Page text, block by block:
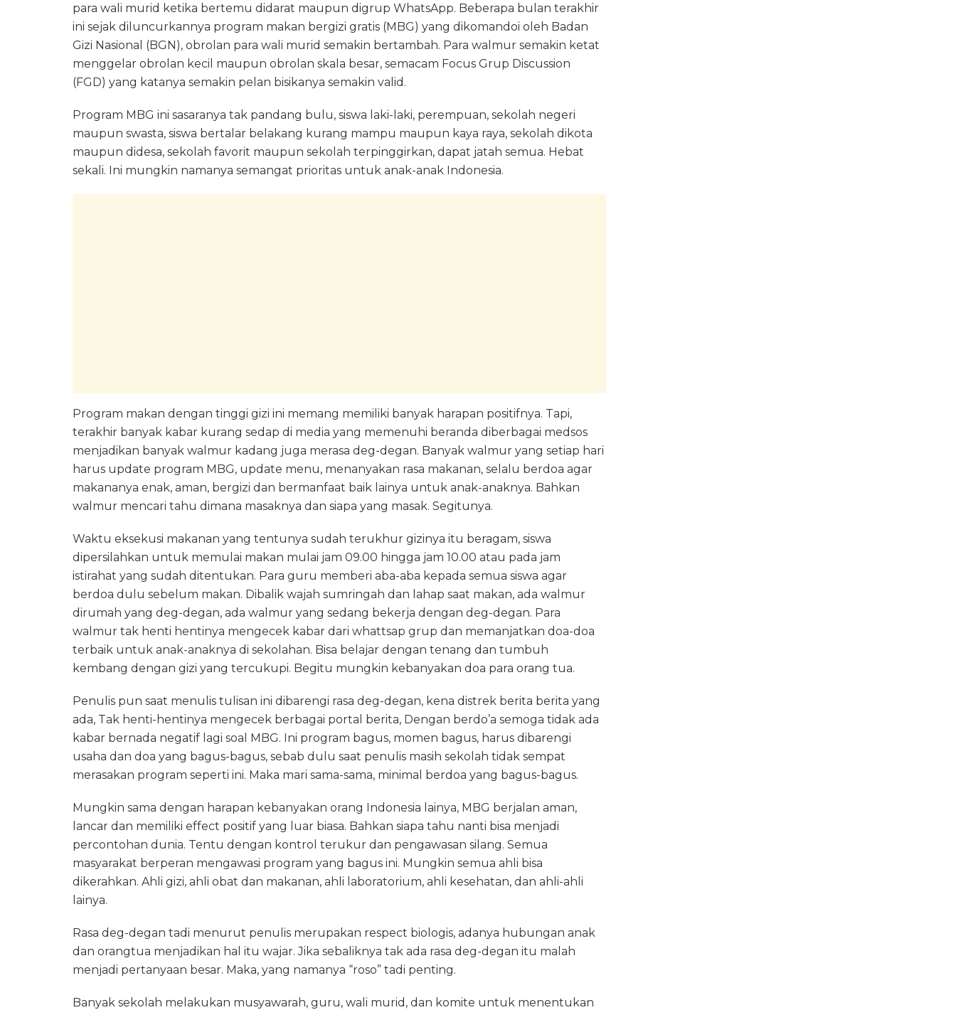
para wali murid ketika bertemu didarat maupun digrup WhatsApp. Beberapa bulan terakhir
ini sejak diluncurkannya program makan bergizi gratis (MBG) yang dikomandoi oleh Badan
Gizi Nasional (BGN), obrolan para wali murid semakin bertambah. Para walmur semakin ketat
menggelar obrolan kecil maupun obrolan skala besar, semacam Focus Grup Discussion
(FGD) yang katanya semakin pelan bisikanya semakin valid.
Program MBG ini sasaranya tak pandang bulu, siswa laki-laki, perempuan, sekolah negeri
maupun swasta, siswa bertalar belakang kurang mampu maupun kaya raya, sekolah dikota
maupun didesa, sekolah favorit maupun sekolah terpinggirkan, dapat jatah semua. Hebat
sekali. Ini mungkin namanya semangat prioritas untuk anak-anak Indonesia.
Program makan dengan tinggi gizi ini memang memiliki banyak harapan positifnya. Tapi,
terakhir banyak kabar kurang sedap di media yang memenuhi beranda diberbagai medsos
menjadikan banyak walmur kadang juga merasa deg-degan. Banyak walmur yang setiap hari
harus update program MBG, update menu, menanyakan rasa makanan, selalu berdoa agar
makananya enak, aman, bergizi dan bermanfaat baik lainya untuk anak-anaknya. Bahkan
walmur mencari tahu dimana masaknya dan siapa yang masak. Segitunya.
Waktu eksekusi makanan yang tentunya sudah terukhur gizinya itu beragam, siswa
dipersilahkan untuk memulai makan mulai jam 09.00 hingga jam 10.00 atau pada jam
istirahat yang sudah ditentukan. Para guru memberi aba-aba kepada semua siswa agar
berdoa dulu sebelum makan. Dibalik wajah sumringah dan lahap saat makan, ada walmur
dirumah yang deg-degan, ada walmur yang sedang bekerja dengan deg-degan. Para
walmur tak henti hentinya mengecek kabar dari whattsap grup dan memanjatkan doa-doa
terbaik untuk anak-anaknya di sekolahan. Bisa belajar dengan tenang dan tumbuh
kembang dengan gizi yang tercukupi. Begitu mungkin kebanyakan doa para orang tua.
Penulis pun saat menulis tulisan ini dibarengi rasa deg-degan, kena distrek berita berita yang
ada, Tak henti-hentinya mengecek berbagai portal berita, Dengan berdo’a semoga tidak ada
kabar bernada negatif lagi soal MBG. Ini program bagus, momen bagus, harus dibarengi
usaha dan doa yang bagus-bagus, sebab dulu saat penulis masih sekolah tidak sempat
merasakan program seperti ini. Maka mari sama-sama, minimal berdoa yang bagus-bagus.
Mungkin sama dengan harapan kebanyakan orang Indonesia lainya, MBG berjalan aman,
lancar dan memiliki effect positif yang luar biasa. Bahkan siapa tahu nanti bisa menjadi
percontohan dunia. Tentu dengan kontrol terukur dan pengawasan silang. Semua
masyarakat berperan mengawasi program yang bagus ini. Mungkin semua ahli bisa
dikerahkan. Ahli gizi, ahli obat dan makanan, ahli laboratorium, ahli kesehatan, dan ahli-ahli
lainya.
Rasa deg-degan tadi menurut penulis merupakan respect biologis, adanya hubungan anak
dan orangtua menjadikan hal itu wajar. Jika sebaliknya tak ada rasa deg-degan itu malah
menjadi pertanyaan besar. Maka, yang namanya “roso” tadi penting.
Banyak sekolah melakukan musyawarah, guru, wali murid, dan komite untuk menentukan